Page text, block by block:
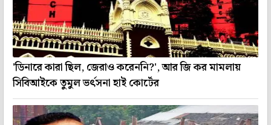
'ডিনারে কারা ছিল, জেরাও করেননি?', আর জি কর মামলায়
সিবিআইকে তুমুল ভর্ৎসনা হাই কোর্টের